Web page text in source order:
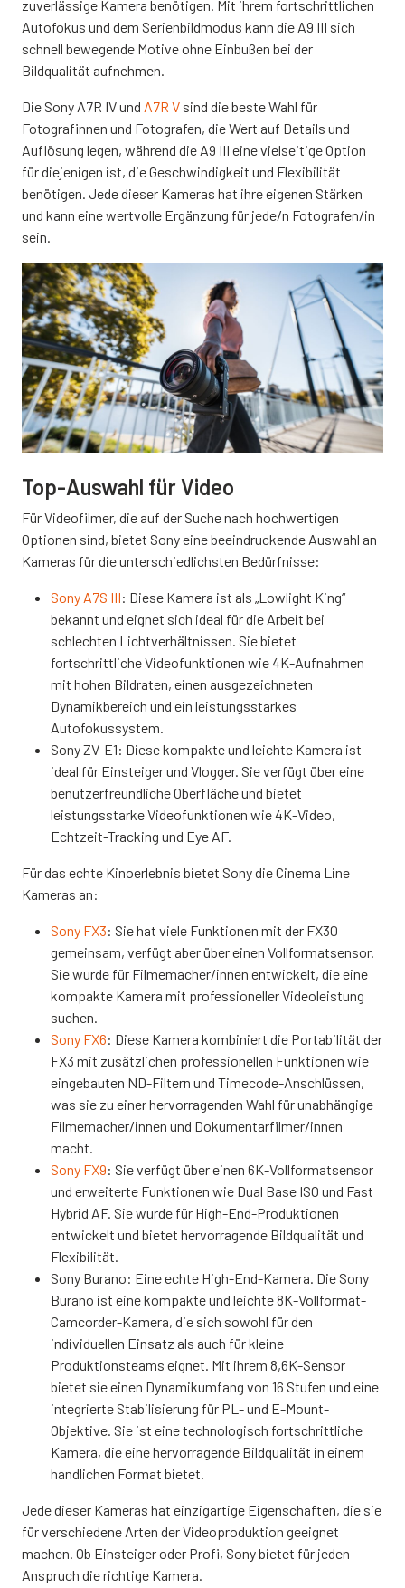
zuverlässige Kamera benötigen. Mit ihrem fortschrittlichen
Autofokus und dem Serienbildmodus kann die A9 III sich
schnell bewegende Motive ohne Einbußen bei der
Bildqualität aufnehmen.
Die Sony A7R IV und A7R V sind die beste Wahl für
Fotografinnen und Fotografen, die Wert auf Details und
Auflösung legen, während die A9 III eine vielseitige Option
für diejenigen ist, die Geschwindigkeit und Flexibilität
benötigen. Jede dieser Kameras hat ihre eigenen Stärken
und kann eine wertvolle Ergänzung für jede/n Fotografen/in
sein.
Top-Auswahl für Video
Für Videofilmer, die auf der Suche nach hochwertigen
Optionen sind, bietet Sony eine beeindruckende Auswahl an
Kameras für die unterschiedlichsten Bedürfnisse:
Sony A7S III: Diese Kamera ist als „Lowlight King“
bekannt und eignet sich ideal für die Arbeit bei
schlechten Lichtverhältnissen. Sie bietet
fortschrittliche Videofunktionen wie 4K-Aufnahmen
mit hohen Bildraten, einen ausgezeichneten
Dynamikbereich und ein leistungsstarkes
Autofokussystem.
Sony ZV-E1: Diese kompakte und leichte Kamera ist
ideal für Einsteiger und Vlogger. Sie verfügt über eine
benutzerfreundliche Oberfläche und bietet
leistungsstarke Videofunktionen wie 4K-Video,
Echtzeit-Tracking und Eye AF.
Für das echte Kinoerlebnis bietet Sony die Cinema Line
Kameras an:
Sony FX3: Sie hat viele Funktionen mit der FX30
gemeinsam, verfügt aber über einen Vollformatsensor.
Sie wurde für Filmemacher/innen entwickelt, die eine
kompakte Kamera mit professioneller Videoleistung
suchen.
Sony FX6: Diese Kamera kombiniert die Portabilität der
FX3 mit zusätzlichen professionellen Funktionen wie
eingebauten ND-Filtern und Timecode-Anschlüssen,
was sie zu einer hervorragenden Wahl für unabhängige
Filmemacher/innen und Dokumentarfilmer/innen
macht.
Sony FX9: Sie verfügt über einen 6K-Vollformatsensor
und erweiterte Funktionen wie Dual Base ISO und Fast
Hybrid AF. Sie wurde für High-End-Produktionen
entwickelt und bietet hervorragende Bildqualität und
Flexibilität.
Sony Burano: Eine echte High-End-Kamera. Die Sony
Burano ist eine kompakte und leichte 8K-Vollformat-
Camcorder-Kamera, die sich sowohl für den
individuellen Einsatz als auch für kleine
Produktionsteams eignet. Mit ihrem 8,6K-Sensor
bietet sie einen Dynamikumfang von 16 Stufen und eine
integrierte Stabilisierung für PL- und E-Mount-
Objektive. Sie ist eine technologisch fortschrittliche
Kamera, die eine hervorragende Bildqualität in einem
handlichen Format bietet.
Jede dieser Kameras hat einzigartige Eigenschaften, die sie
für verschiedene Arten der Videoproduktion geeignet
machen. Ob Einsteiger oder Profi, Sony bietet für jeden
Anspruch die richtige Kamera.